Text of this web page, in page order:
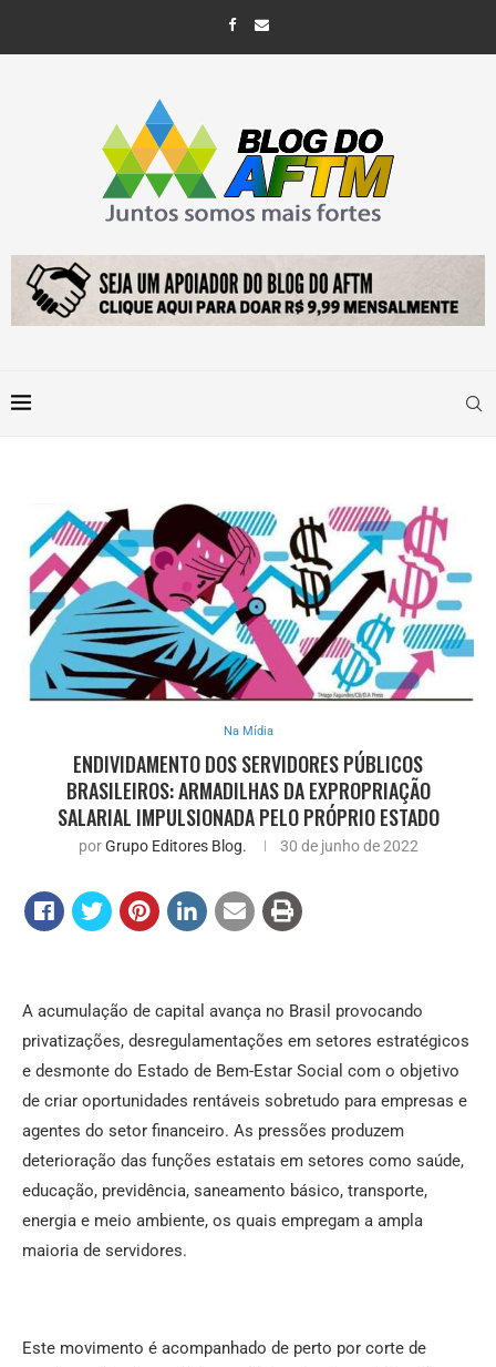
Na Mídia
ENDIVIDAMENTO DOS SERVIDORES PÚBLICOS
BRASILEIROS: ARMADILHAS DA EXPROPRIAÇÃO
SALARIAL IMPULSIONADA PELO PRÓPRIO ESTADO
porGrupo Editores Blog. 30 de junho de 2022
A acumulação de capital avança no Brasil provocando
privatizações, desregulamentações em setores estratégicos
e desmonte do Estado de Bem-Estar Social com o objetivo
de criar oportunidades rentáveis sobretudo para empresas e
agentes do setor financeiro. As pressões produzem
deterioração das funções estatais em setores como saúde,
educação, previdência, saneamento básico, transporte,
energia e meio ambiente, os quais empregam a ampla
maioria de servidores.
Este movimento é acompanhado de perto por corte de